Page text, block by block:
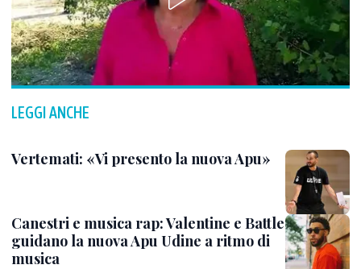
LEGGI ANCHE
Vertemati: «Vi presento la nuova Apu»
Canestri e musica rap: Valentine e Battle
guidano la nuova Apu Udine a ritmo di
musica